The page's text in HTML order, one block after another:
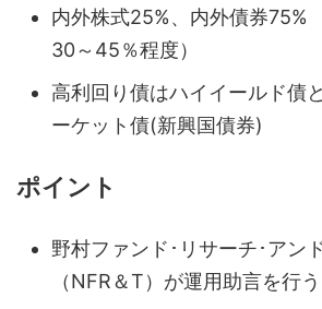
内外株式25%、内外債券75%
30～45％程度）
高利回り債はハイイールド債
ーケット債(新興国債券)
ポイント
野村ファンド･リサーチ･アン
（NFR＆T）が運用助言を行う